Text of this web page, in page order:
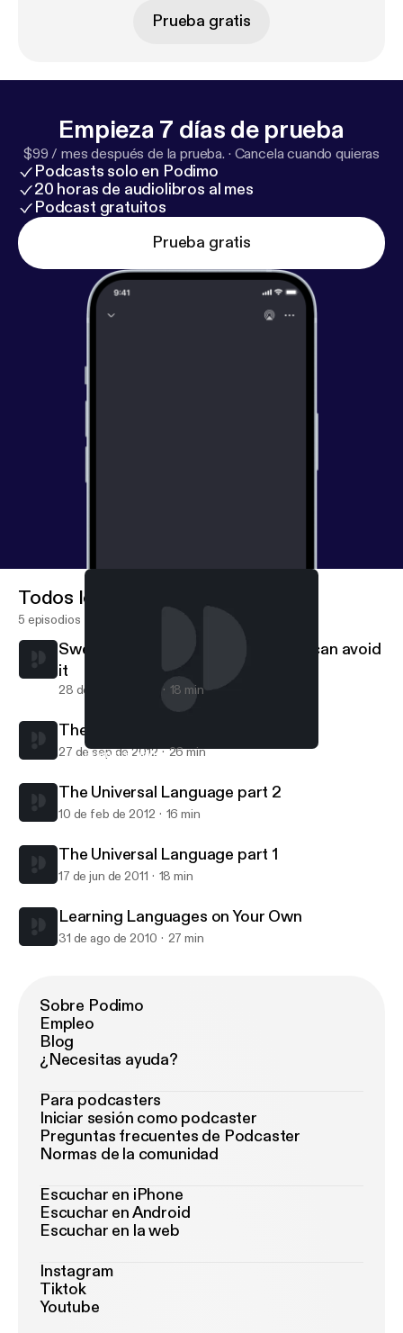
Prueba gratis
Empieza 7 días de prueba
$99 / mes después de la prueba. · Cancela cuando quieras
Podcasts solo en Podimo
20 horas de audiolibros al mes
Podcast gratuitos
Prueba gratis
Learning Languages on Your Own
Todos los episodios
5 episodios
Swenglish Grammar - and how you can avoid
it
28 de sep de 2012 18 min
The Universal Language part 3
27 de sep de 2012 26 min
The Universal Language part 2
10 de feb de 2012 16 min
The Universal Language part 1
17 de jun de 2011 18 min
Learning Languages on Your Own
31 de ago de 2010 27 min
Sobre Podimo
Empleo
Blog
¿Necesitas ayuda?
Para podcasters
Iniciar sesión como podcaster
Preguntas frecuentes de Podcaster
Normas de la comunidad
Escuchar en iPhone
Escuchar en Android
Escuchar en la web
Instagram
Tiktok
Youtube